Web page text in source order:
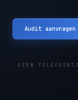
Audit aanvragen
GEEN